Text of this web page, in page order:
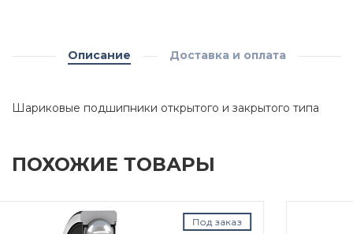
Описание Доставка и оплата
Шариковые подшипники открытого и закрытого типа
ПОХОЖИЕ ТОВАРЫ